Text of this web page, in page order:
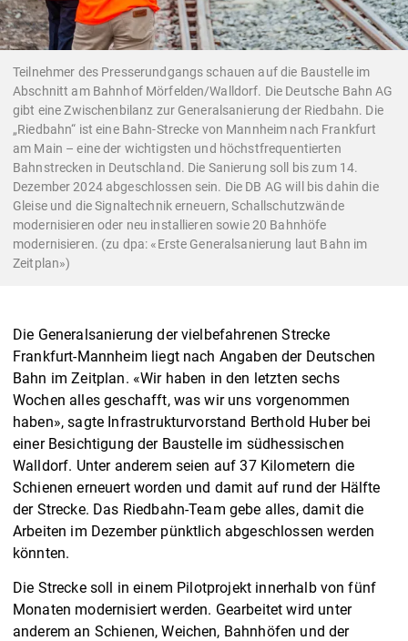
Teilnehmer des Presserundgangs schauen auf die Baustelle im
Abschnitt am Bahnhof Mörfelden/Walldorf. Die Deutsche Bahn AG
gibt eine Zwischenbilanz zur Generalsanierung der Riedbahn. Die
„Riedbahn“ ist eine Bahn-Strecke von Mannheim nach Frankfurt
am Main – eine der wichtigsten und höchstfrequentierten
Bahnstrecken in Deutschland. Die Sanierung soll bis zum 14.
Dezember 2024 abgeschlossen sein. Die DB AG will bis dahin die
Gleise und die Signaltechnik erneuern, Schallschutzwände
modernisieren oder neu installieren sowie 20 Bahnhöfe
modernisieren. (zu dpa: «Erste Generalsanierung laut Bahn im
Zeitplan»)
Die Generalsanierung der vielbefahrenen Strecke
Frankfurt-Mannheim liegt nach Angaben der Deutschen
Bahn im Zeitplan. «Wir haben in den letzten sechs
Wochen alles geschafft, was wir uns vorgenommen
haben», sagte Infrastrukturvorstand Berthold Huber bei
einer Besichtigung der Baustelle im südhessischen
Walldorf. Unter anderem seien auf 37 Kilometern die
Schienen erneuert worden und damit auf rund der Hälfte
der Strecke. Das Riedbahn-Team gebe alles, damit die
Arbeiten im Dezember pünktlich abgeschlossen werden
könnten.
Die Strecke soll in einem Pilotprojekt innerhalb von fünf
Monaten modernisiert werden. Gearbeitet wird unter
anderem an Schienen, Weichen, Bahnhöfen und der